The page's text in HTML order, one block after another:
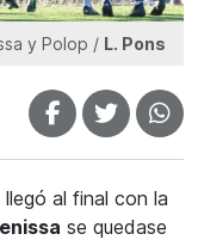
y Polop / L. Pons
al final con la
se quedase